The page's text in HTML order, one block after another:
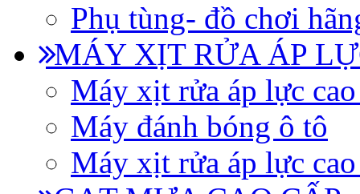
Phụ tùng- đồ chơi
MÁY XỊT RỬA ÁP
Máy xịt rửa áp lực
Máy đánh bóng ô tô
Máy xịt rửa áp lực